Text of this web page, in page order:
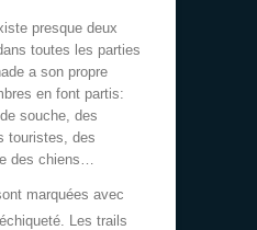
presque deux
toutes les parties
a son propre
en font partis:
souche, des
touristes, des
des chiens…
marquées avec
Les trails